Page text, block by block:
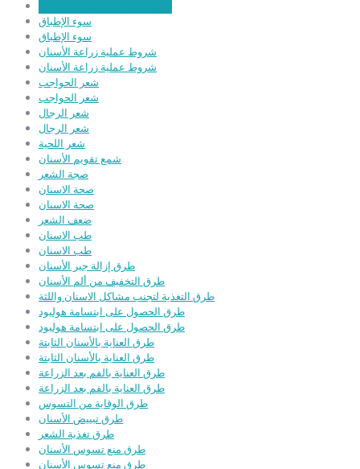
سوء الإطباق
سوء الإطباق
شروط عملية زراعة الأسنان
شروط عملية زراعة الأسنان
شعر الحواجب
شعر الحواجب
شعر الرجال
شعر الرجال
شعر اللحية
شمع تقويم الأسنان
صجة الشعر
صحة الاسنان
صحة الاسنان
ضعف الشعر
طب الاسنان
طب الاسنان
طرق إزالة جير الأسنان
طرق التخفيف من ألم الأسنان
طرق التغذية لتجنب مشاكل الاسنان واللثة
طرق الحصول على ابتسامة هوليود
طرق الحصول على ابتسامة هوليود
طرق العناية بالأسنان الثابتة
طرق العناية بالأسنان الثابتة
طرق العناية بالفم بعد الزراعة
طرق العناية بالفم بعد الزراعة
طرق الوقاية من التسوس
طرق تبييض الأسنان
طرق تغذية الشعر
طرق منع تسوس الأسنان
طرق منع تسوس الأسنان